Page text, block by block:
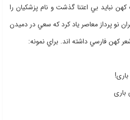
نبايد بي اعتنا گذشت و نام پزشكيان را
نو پرداز معاصر ياد كرد كه سعي در دميدن
كهن فارسي داشته اند. براي نمونه:
باری